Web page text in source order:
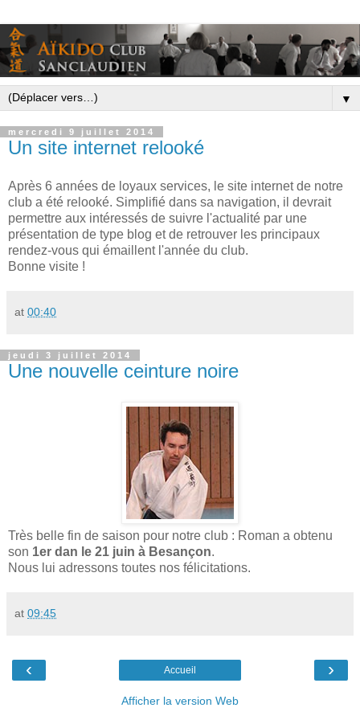
▼
mercredi 9 juillet 2014
Un site internet relooké
Après 6 années de loyaux services, le site internet de notre
club a été relooké. Simplifié dans sa navigation, il devrait
permettre aux intéressés de suivre l'actualité par une
présentation de type blog et de retrouver les principaux
rendez-vous qui émaillent l'année du club.
Bonne visite !
at 00:40
jeudi 3 juillet 2014
Une nouvelle ceinture noire
Très belle fin de saison pour notre club : Roman a obtenu
son 1er dan le 21 juin à Besançon.
Nous lui adressons toutes nos félicitations.
at 09:45
‹ ›
Accueil
Afficher la version Web